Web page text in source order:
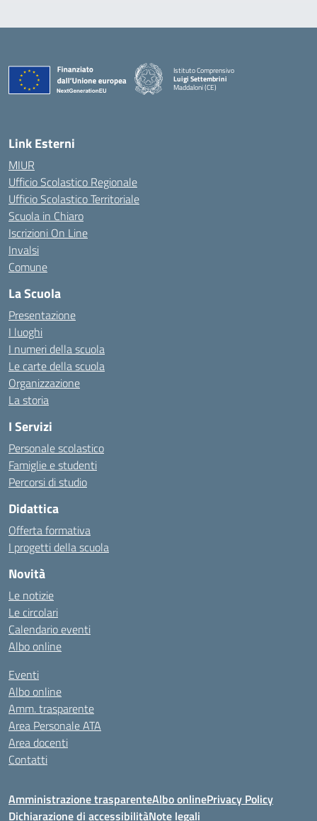
Istituto Comprensivo
Luigi Settembrini
Maddaloni (CE)
Link Esterni
MIUR
Ufficio Scolastico Regionale
Ufficio Scolastico Territoriale
Scuola in Chiaro
Iscrizioni On Line
Invalsi
Comune
La Scuola
Presentazione
I luoghi
I numeri della scuola
Le carte della scuola
Organizzazione
La storia
I Servizi
Personale scolastico
Famiglie e studenti
Percorsi di studio
Didattica
Offerta formativa
I progetti della scuola
Novità
Le notizie
Le circolari
Calendario eventi
Albo online
Eventi
Albo online
Amm. trasparente
Area Personale ATA
Area docenti
Contatti
Amministrazione trasparenteAlbo onlinePrivacy Policy
Dichiarazione di accessibilitàNote legali